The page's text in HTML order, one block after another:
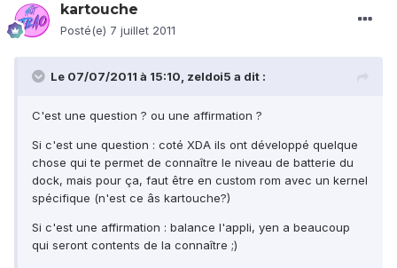
kartouche
Posté(e) 7 juillet 2011
Le 07/07/2011 à 15:10, zeldoi5 a dit :
C'est une question ? ou une affirmation ?
Si c'est une question : coté XDA ils ont développé quelque
chose qui te permet de connaître le niveau de batterie du
dock, mais pour ça, faut être en custom rom avec un kernel
spécifique (n'est ce âs kartouche?)
Si c'est une affirmation : balance l'appli, yen a beaucoup
qui seront contents de la connaître ;)